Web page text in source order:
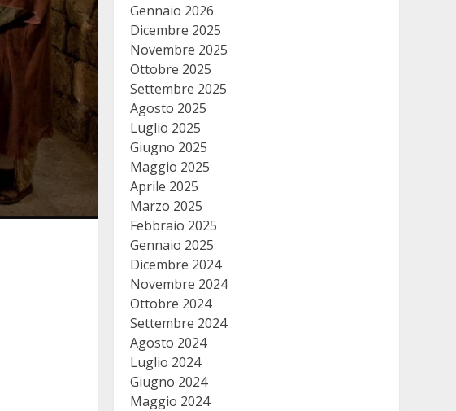
Gennaio 2026
Dicembre 2025
Novembre 2025
Ottobre 2025
Settembre 2025
Agosto 2025
Luglio 2025
Giugno 2025
Maggio 2025
Aprile 2025
Marzo 2025
Febbraio 2025
Gennaio 2025
Dicembre 2024
Novembre 2024
Ottobre 2024
Settembre 2024
Agosto 2024
Luglio 2024
Giugno 2024
Maggio 2024